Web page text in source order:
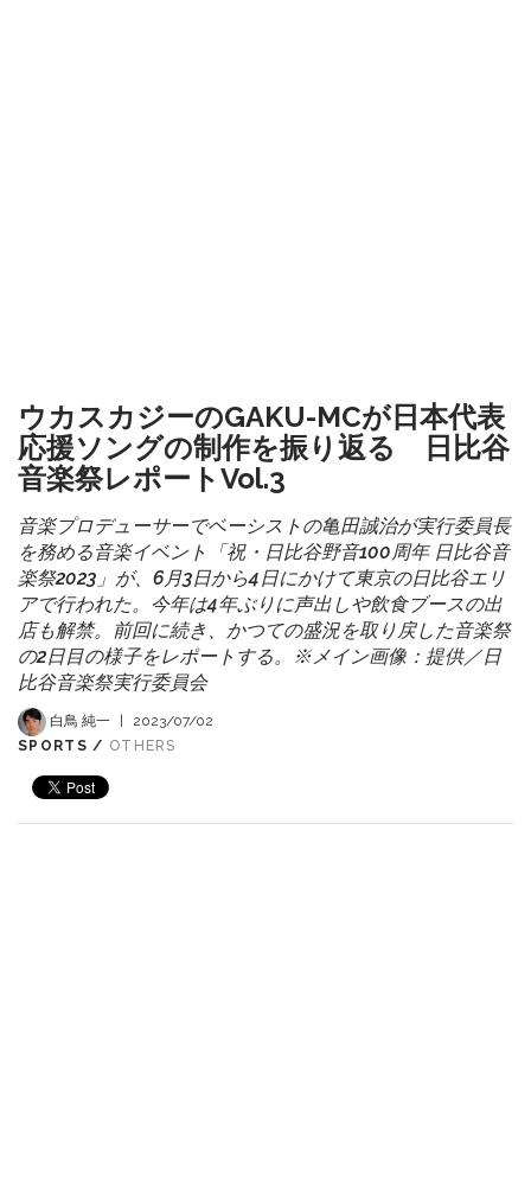
ウカスカジーのGAKU-MCが日本代表
応援ソングの制作を振り返る 日比谷
音楽祭レポートVol.3
音楽プロデューサーでベーシストの亀田誠治が実行委員長
を務める音楽イベント「祝・日比谷野音100周年 日比谷音
楽祭2023」が、6月3日から4日にかけて東京の日比谷エリ
アで行われた。今年は4年ぶりに声出しや飲食ブースの出
店も解禁。前回に続き、かつての盛況を取り戻した音楽祭
の2日目の様子をレポートする。※メイン画像：提供／日
比谷音楽祭実行委員会
白鳥 純一
2023/07/02
SPORTS / OTHERS